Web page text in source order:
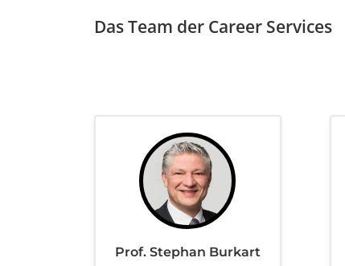
Das Team der Career Services
Prof. Stephan Burkart